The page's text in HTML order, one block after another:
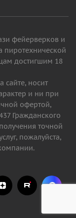
фейерверков и
пиротехнической
достигшим 18
носит
и ни при
офертой,
Гражданского
точной
пожалуйста,